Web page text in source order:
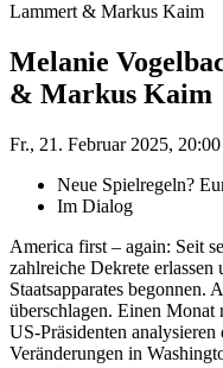
Lammert & Markus Kaim
Melanie
& Markus Kaim
Fr., 21. Februar 2025,
Neue Spielregeln?
Im Dialog
America first – again: Seit
zahlreiche Dekrete
Staatsapparates begonnen.
überschlagen. Einen Monat
US-Präsidenten
Veränderungen in